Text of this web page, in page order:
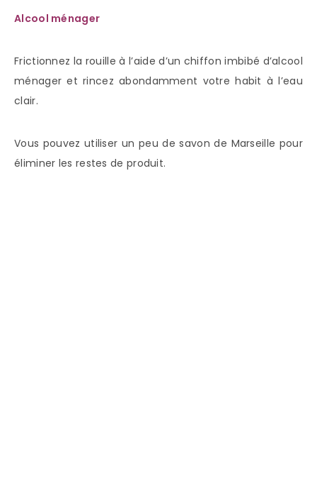
Alcool ménager
Frictionnez la rouille à l’aide d’un chiffon imbibé d’alcool
ménager et rincez abondamment votre habit à l’eau
clair.
Vous pouvez utiliser un peu de savon de Marseille pour
éliminer les restes de produit.